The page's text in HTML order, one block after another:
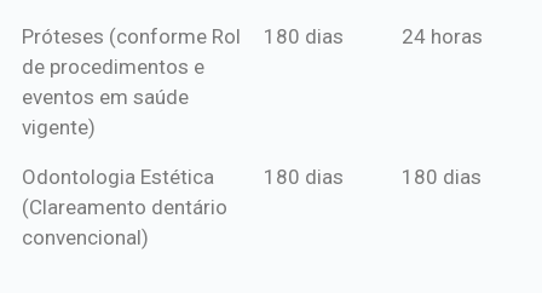
Próteses (conforme Rol
de procedimentos e
eventos em saúde
vigente)
180 dias 24 horas
Odontologia Estética
(Clareamento dentário
convencional)
180 dias 180 dias